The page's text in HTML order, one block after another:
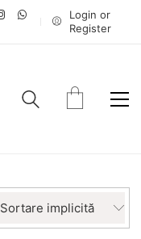
Login or
Register
Sortare implicită